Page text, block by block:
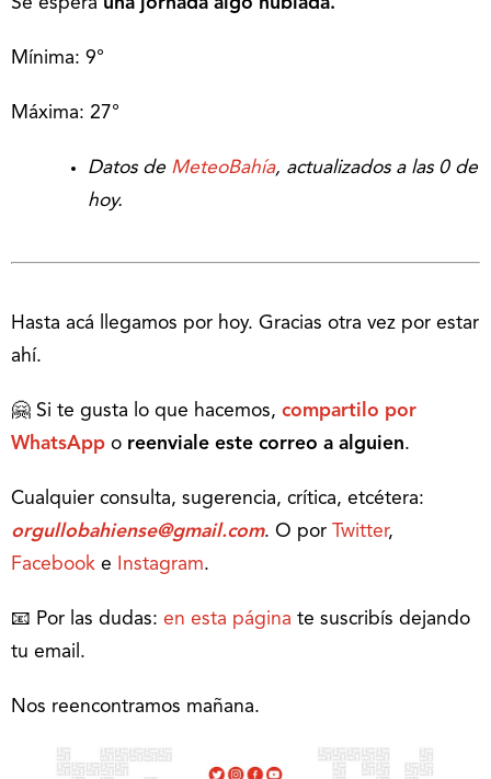
Mínima: 9°
Máxima: 27°
Datos deMeteoBahía, actualizados a las 0 de
hoy.
Hasta acá llegamos por hoy. Gracias otra vez por estar
ahí.
🤗 Si te gusta lo que hacemos, compartilo por
WhatsApp o reenviale este correo a alguien.
Cualquier consulta, sugerencia, crítica, etcétera:
orgullobahiense@gmail.com. O por Twitter,
Facebook e Instagram.
📧 Por las dudas: en esta página te suscribís dejando
tu email.
Nos reencontramos mañana.